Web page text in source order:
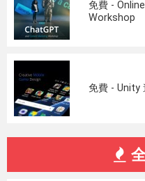
免費 -
Workshop
免費 - Unity